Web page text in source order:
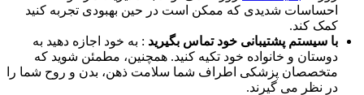
احساسات شدیدی که ممکن است در حین بهبودی تجربه کنید
کمک کند.
با سیستم پشتیبانی خود تماس بگیرید : به خود اجازه دهید به
دوستان و خانواده خود تکیه کنید. همچنین، مطمئن شوید که
متخصصان پزشکی اطراف شما سلامت ذهن، بدن و روح شما را
در نظر می گیرند.